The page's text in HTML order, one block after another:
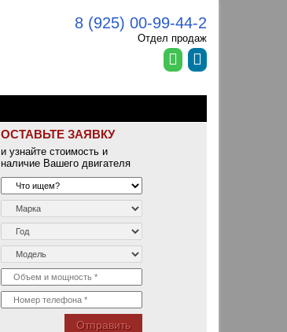
8 (925) 00-99-44-2
Отдел продаж
ОСТАВЬТЕ ЗАЯВКУ
и узнайте стоимость и
наличие Вашего двигателя
Отправить